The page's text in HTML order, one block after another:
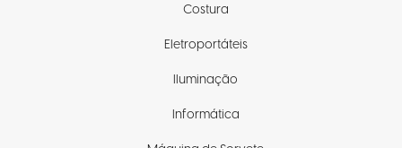
Costura
Eletroportáteis
Iluminação
Informática